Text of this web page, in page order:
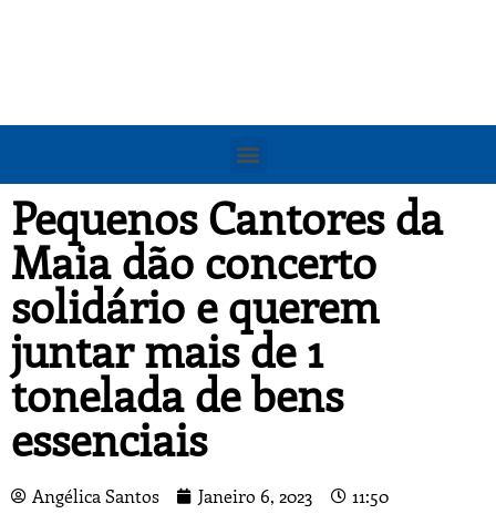
Pequenos Cantores da
Maia dão concerto
solidário e querem
juntar mais de 1
tonelada de bens
essenciais
Angélica Santos Janeiro 6, 2023 11:50